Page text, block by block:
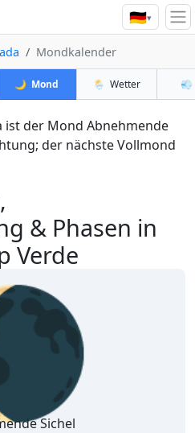
🇩🇪▾
Mondkalender
🌙 Mond 🌦️ Wetter 💨
& Phasen in
Verde
ist der Mond Abnehmende
der nächste Vollmond
Sichel